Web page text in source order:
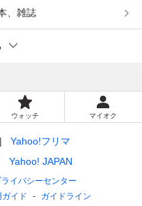
、雑誌
ウォッチ マイオク
Yahoo!フリマ
Yahoo! JAPAN
ライバシーセンター
ガイド ガイドライン